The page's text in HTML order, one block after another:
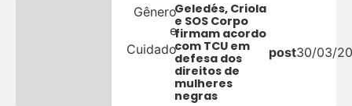
Gênero
e
Cuidado
Geledés, Criola
e SOS Corpo
firmam acordo
com TCU em
defesa dos
direitos de
mulheres
negras
post30/03/